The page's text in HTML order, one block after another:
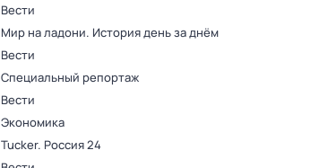
Вести
Мир на ладони. История день за днём
Вести
Специальный репортаж
Вести
Экономика
Tucker. Россия 24